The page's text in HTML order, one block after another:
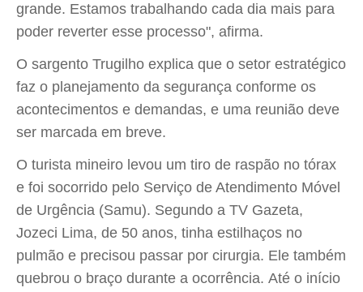
grande. Estamos trabalhando cada dia mais para
poder reverter esse processo", afirma.
O sargento Trugilho explica que o setor estratégico
faz o planejamento da segurança conforme os
acontecimentos e demandas, e uma reunião deve
ser marcada em breve.
O turista mineiro levou um tiro de raspão no tórax
e foi socorrido pelo Serviço de Atendimento Móvel
de Urgência (Samu). Segundo a TV Gazeta,
Jozeci Lima, de 50 anos, tinha estilhaços no
pulmão e precisou passar por cirurgia. Ele também
quebrou o braço durante a ocorrência. Até o início